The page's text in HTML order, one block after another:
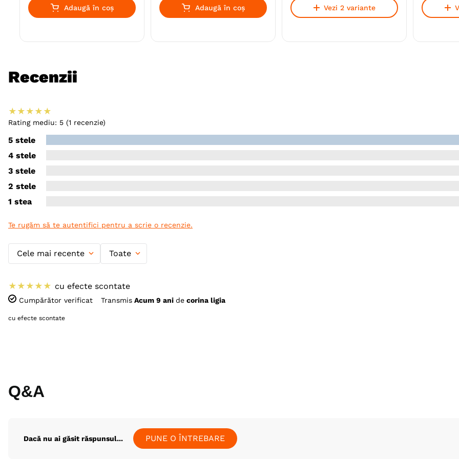
Adaugă în coș Adaugă în coș Vezi 2 variante
Recenzii
★ ★ ★ ★ ★
Rating mediu: 5 (1 recenzie)
5 stele
4 stele
3 stele
2 stele
1 stea
Te rugăm să te autentifici pentru a scrie o recenzie.
Cele mai recente Toate
★ ★ ★ ★ ★ cu efecte scontate
Cumpărător verificat Transmis Acum 9 ani de corina ligia
cu efecte scontate
Q&A
Dacă nu ai găsit răspunsul... PUNE O ÎNTREBARE